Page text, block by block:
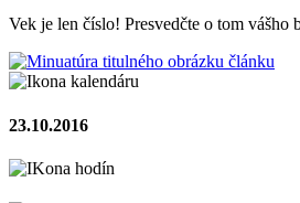
Vek je len číslo! Presvedčte o tom vášho
23.10.2016